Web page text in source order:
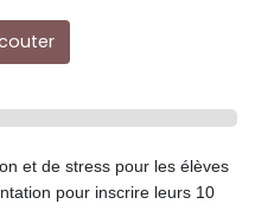
et de stress pour les élèves
pour inscrire leurs 10